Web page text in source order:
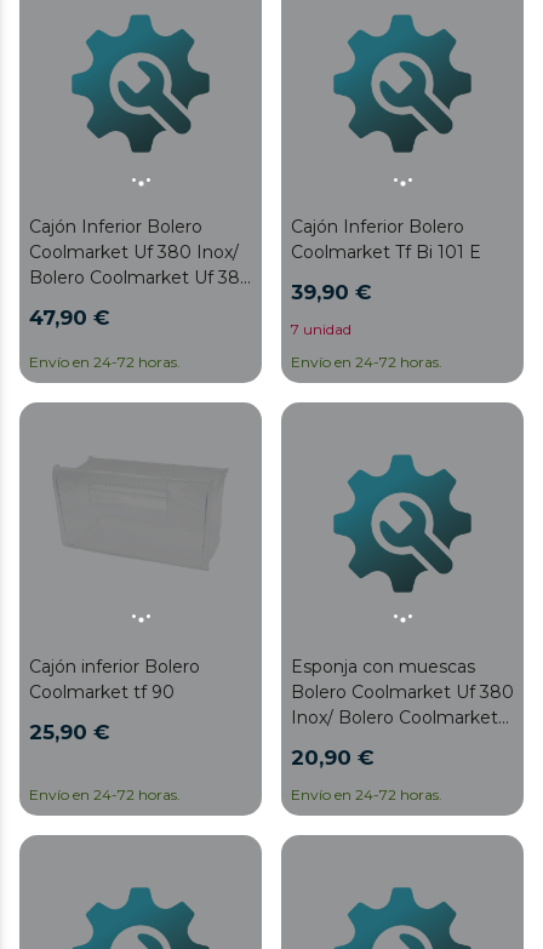
Cajón Inferior Bolero
Coolmarket Uf 380 Inox/
Bolero Coolmarket Uf 380
47,90 €
Envío en 24-72 horas.
Cajón Inferior Bolero
Coolmarket Tf Bi 101 E
39,90 €
7 unidad
Envío en 24-72 horas.
Cajón inferior Bolero
Coolmarket tf 90
25,90 €
Envío en 24-72 horas.
Esponja con muescas
Bolero Coolmarket Uf 380
Inox/ Bolero Coolmarket
20,90 €
Envío en 24-72 horas.